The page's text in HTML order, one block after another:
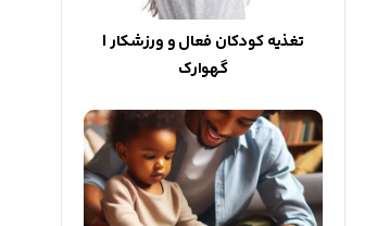
تغذیه کودکان فعال و ورزشکار |
گهوارک